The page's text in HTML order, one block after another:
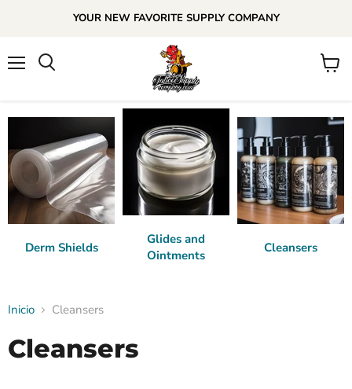
YOUR NEW FAVORITE SUPPLY COMPANY
Ver
Derm Shields
Glides and
Ointments
Cleansers
Inicio Cleansers
Cleansers